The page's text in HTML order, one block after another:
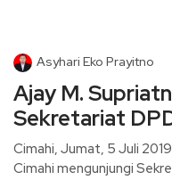
Asyhari Eko Prayitno
Ajay M.
Sekretariat
Cimahi, Jumat, 5 Juli
Cimahi mengunjungi